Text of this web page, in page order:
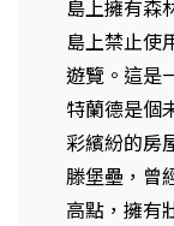
島上擁有森
島上禁止使
遊覽。這是
特蘭德是個
彩繽紛的房
滕堡壘，曾
高點，擁有